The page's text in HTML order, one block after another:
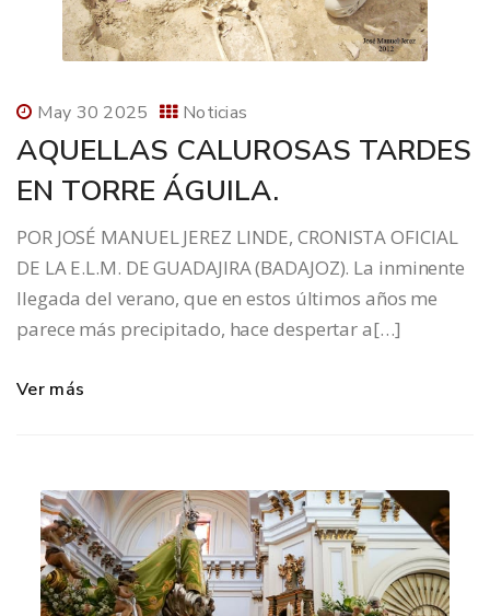
May 30 2025 Noticias
AQUELLAS CALUROSAS TARDES
EN TORRE ÁGUILA.
POR JOSÉ MANUEL JEREZ LINDE, CRONISTA OFICIAL
DE LA E.L.M. DE GUADAJIRA (BADAJOZ). La inminente
llegada del verano, que en estos últimos años me
parece más precipitado, hace despertar a[…]
Ver más